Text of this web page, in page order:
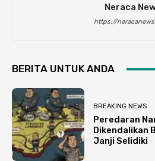
Neraca
https://
BERITA UNTUK ANDA
BREAKING NEWS
Peredaran
Dikendalikan
Janji Selidiki